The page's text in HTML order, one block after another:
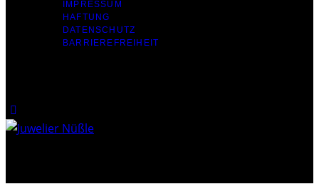
IMPRESSUM
HAFTUNG
DATENSCHUTZ
BARRIEREFREIHEIT